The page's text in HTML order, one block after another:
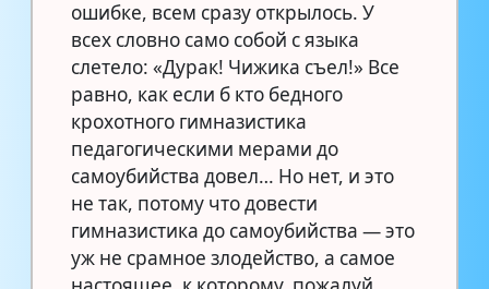
ошибке, всем сразу открылось. У
всех словно само собой с языка
слетело: «Дурак! Чижика съел!» Все
равно, как если б кто бедного
крохотного гимназистика
педагогическими мерами до
самоубийства довел… Но нет, и это
не так, потому что довести
гимназистика до самоубийства — это
уж не срамное злодейство, а самое